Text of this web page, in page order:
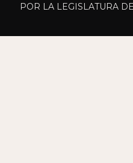
POR LA LEGISLATURA